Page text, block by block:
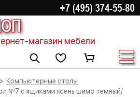
+7 (495) 374-55-80
магазин мебели
Компьютерные столы